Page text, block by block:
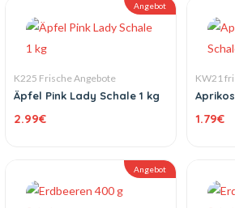
Angebot
K225 Frische Angebote
Äpfel Pink Lady Schale 1 kg
2.99€
KW21
1.79€
Angebot